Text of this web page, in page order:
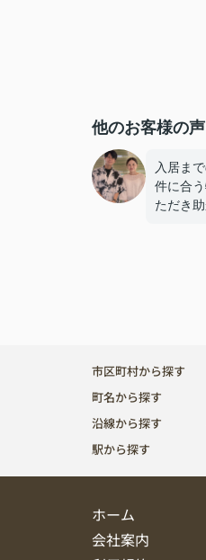
他のお客様の声
入居ま
件に合
ただき助
市区町村から探す
町名から探す
沿線から探す
駅から探す
ホーム
会社案内